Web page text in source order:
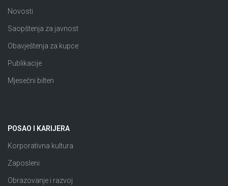
Novosti
Saopštenja za javnost
Obavještenja za kupce
Publikacije
Mjesečni bilten
POSAO I KARIJERA
Korporativna kultura
Zaposleni
Obrazovanje i razvoj